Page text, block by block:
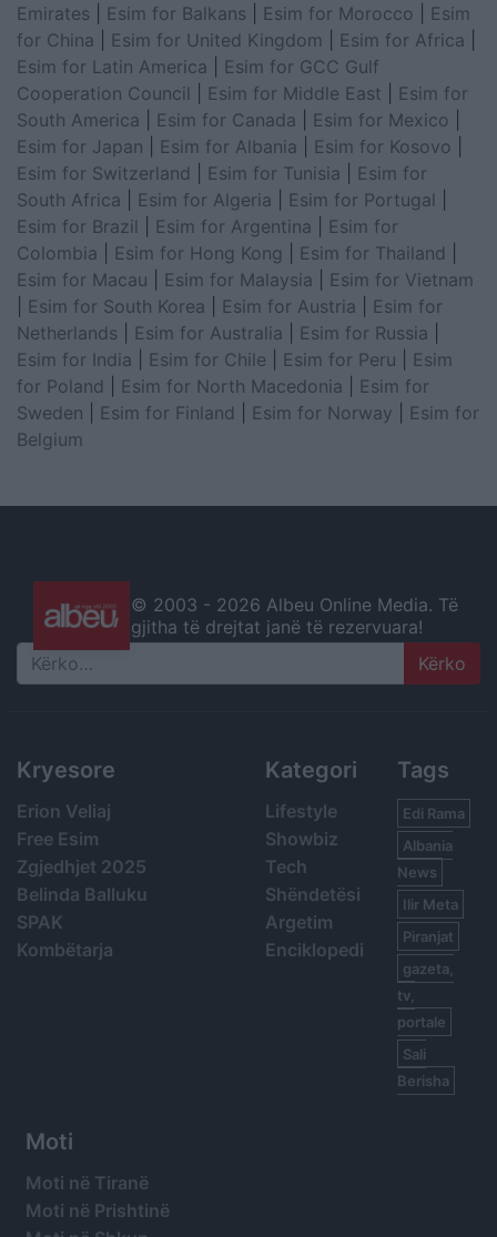
Emirates
Esim for Balkans Esim for Morocco
Esim
for China
Esim for United Kingdom Esim for Africa
Esim for Latin America
Esim for GCC Gulf
Cooperation Council
Esim for Middle East
Esim for
South America
Esim for Canada Esim for Mexico
Esim for Japan
Esim for Albania Esim for Kosovo
Esim for Switzerland
Esim for Tunisia
Esim for
South Africa
Esim for Algeria Esim for Portugal
Esim for Brazil
Esim for Argentina
Esim for
Colombia
Esim for Hong Kong Esim for Thailand
Esim for Macau
Esim for Malaysia
Esim for Vietnam
Esim for South Korea Esim for Austria
Esim for
Netherlands
Esim for Australia Esim for Russia
Esim for India
Esim for Chile Esim for Peru
Esim
for Poland
Esim for North Macedonia
Esim for
Sweden
Esim for Finland Esim for Norway
Esim for
Belgium
© 2003 - 2026 Albeu Online Media. Të
gjitha të drejtat janë të rezervuara!
Search
Kryesore
Erion Veliaj
Free Esim
Zgjedhjet 2025
Belinda Balluku
SPAK
Kombëtarja
Kategori
Lifestyle
Showbiz
Tech
Shëndetësi
Argetim
Enciklopedi
Tags
Edi Rama
Albania
News
Ilir Meta
Piranjat
gazeta,
tv,
portale
Sali
Berisha
Moti
Moti në Tiranë
Moti në Prishtinë